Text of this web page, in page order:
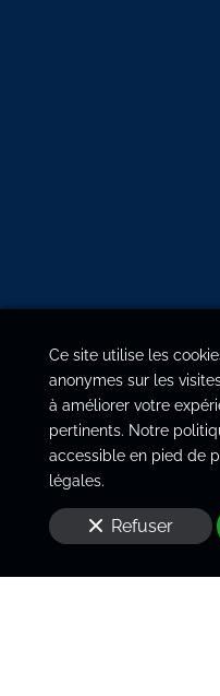
Ce site utilise les
anonymes sur les
à améliorer votre
pertinents. Notre
accessible en pied de
légales.
Refuser